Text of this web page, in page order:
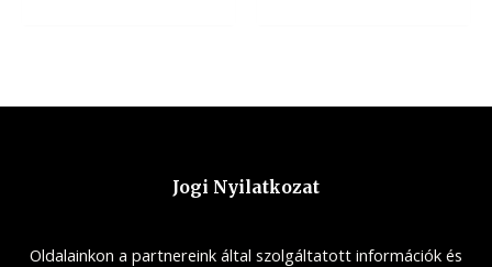
Jogi Nyilatkozat
Oldalainkon a partnereink által szolgáltatott információk és